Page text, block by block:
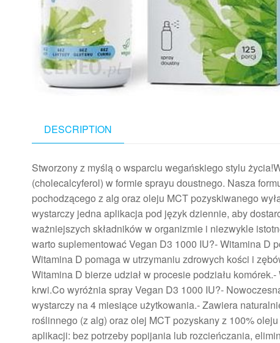
DESCRIPTION
Stworzony z myślą o wsparciu wegańskiego stylu
(cholecalcyferol) w formie sprayu doustnego. Nasza
pochodzącego z alg oraz oleju MCT pozyskiwanego
wystarczy jedna aplikacja pod język dziennie, aby
ważniejszych składników w organizmie i niezwykle
warto suplementować Vegan D3 1000 IU?- Witamina D
Witamina D pomaga w utrzymaniu zdrowych kości i
Witamina D bierze udział w procesie podziału
krwi.Co wyróżnia spray Vegan D3 1000 IU?-
wystarczy na 4 miesiące użytkowania.- Zawiera
roślinnego (z alg) oraz olej MCT pozyskany z 100%
aplikacji: bez potrzeby popijania lub rozcieńczania,